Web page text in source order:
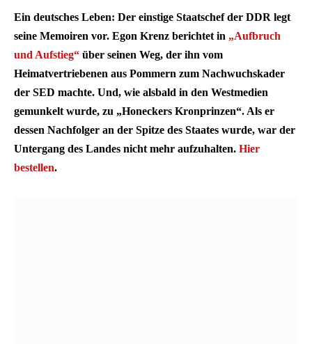
Ein deutsches Leben: Der einstige Staatschef der DDR legt
seine Memoiren vor. Egon Krenz berichtet in „Aufbruch
und Aufstieg“ über seinen Weg, der ihn vom
Heimatvertriebenen aus Pommern zum Nachwuchskader
der SED machte. Und, wie alsbald in den Westmedien
gemunkelt wurde, zu „Honeckers Kronprinzen“. Als er
dessen Nachfolger an der Spitze des Staates wurde, war der
Untergang des Landes nicht mehr aufzuhalten. Hier
bestellen.